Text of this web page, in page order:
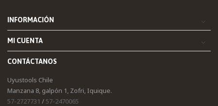
INFORMACIÓN
MI CUENTA
CONTÁCTANOS
Uyustools Chile
Manzana 8, galpón 1, Zofri, Iquique.
57-2727731 /57-2470065